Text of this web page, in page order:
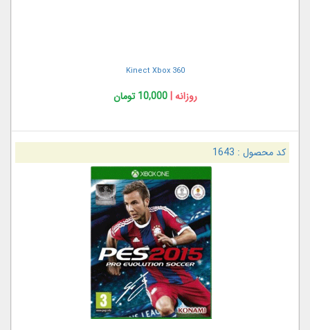
Kinect Xbox 360
روزانه |10,000 تومان
کد محصول : 1643